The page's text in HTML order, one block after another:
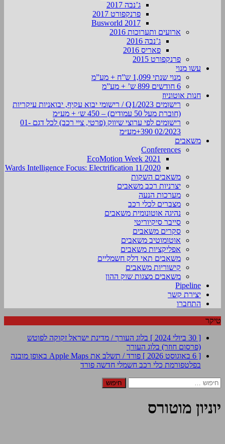
ג’נבה 2017
פרנקפורט 2017
Busworld 2017
ארועים ותערוכות 2016
ג’נבה 2016
פאריס 2016
פרנקפורט 2015
עשו מנוי
מנוי שנתי 1,099 ש”ח + מע”מ
6 חודשים 899 ש’ + מע”מ
חנות אוטוניוז
רישומים Q1/2023 / רישומי יבוא עקיף, יבואניות עיקריות
(חוברת מעל 50 עמודים) – 450 ש׳ + מע״מ
רישומים לפי ערוצי שיווק (פרטי, ציי רכב) לכל דגם 01-
02/2023 390+מע״מ
משאבים
Conferences
EcoMotion Week 2021
Wards Intelligence Focus: Electrification 11/2020
משאבים השקות
יצרניות רכב משאבים
מערכות הנעה
מצברים לכלי רכב
נהיגה אוטונומית משאבים
סייבר סיקיוריטי
סקרים משאבים
אוטומוטיב משאבים
אפליקציות משאבים
משאבים תאי דלק חשמליים
קישוריות משאבים
משאבים מצגות שוק ההון
Pipeline
יצירת קשר
התחברו
טיקר
[ 30 ביולי 2024 ]
בלוג העורך / מדינת ישראל זקוקה לפוטש
(פרסום חוזר) בלוג העורך
[ 6 באוגוסט 2026 ]
פורד / תשלב את Apple Maps באופן מובנה
בפלטפורמת כלי רכב חשמלי חדשה פורד
חיפוש:
יוניון מוטורס